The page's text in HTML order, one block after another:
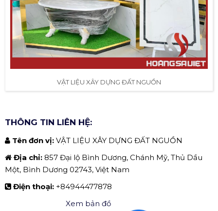
VẬT LIỆU XÂY DỰNG ĐẤT NGUỒN
THÔNG TIN LIÊN HỆ:
Tên đơn vị: VẬT LIỆU XÂY DỰNG ĐẤT NGUỒN
Địa chỉ: 857 Đại lộ Bình Dương, Chánh Mỹ, Thủ Dầu
Một, Bình Dương 02743, Việt Nam
Điện thoại: +84944477878
Xem bản đồ